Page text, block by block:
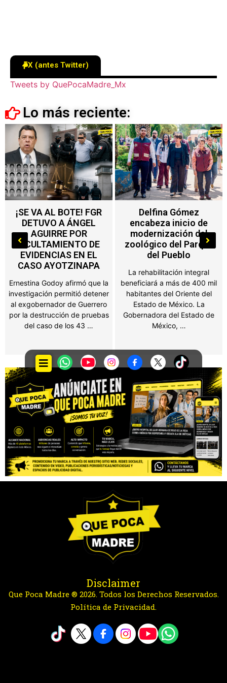
X (antes Twitter)
Tweets by QuePocaMadre_Mx
Lo más reciente:
Delfina Gómez
encabeza inicio de
modernización del
zoológico del Parque
del Pueblo
beneficiará a más de 400 mil
habitantes del Oriente del
Estado de México. La
Gobernadora del Estado de
México, …
Nuevo impuesto en
Edoméx alcanza a
máquinas de
videojuegos, ferias y
salones de fiesta
Propietarios de negocios,
salones de fiestas, ferias y
establecimientos que
obtengan ingresos por juegos
o espectáculos públicos en el
Estado de México …
Disclaimer
Que Poca Madre ® 2026. Todos los Derechos Reservados.
Política de Privacidad.